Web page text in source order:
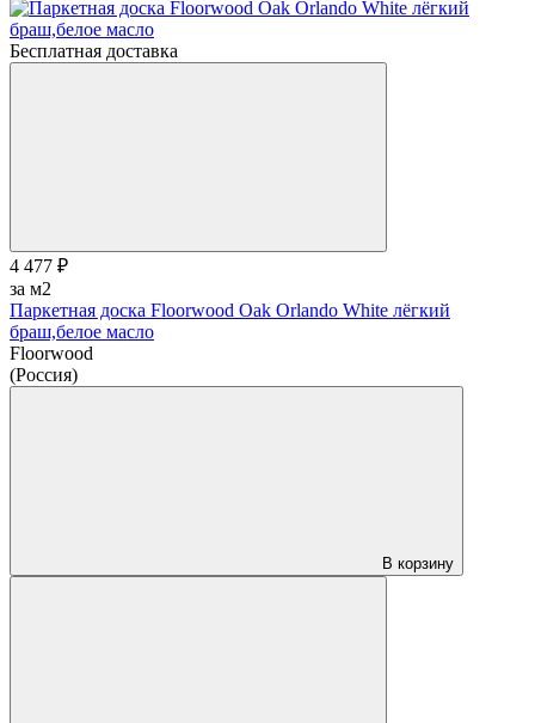
Бесплатная доставка
4 477 ₽
за м2
Паркетная доска Floorwood Oak Orlando White лёгкий
браш,белое масло
Floorwood
(Россия)
В корзину